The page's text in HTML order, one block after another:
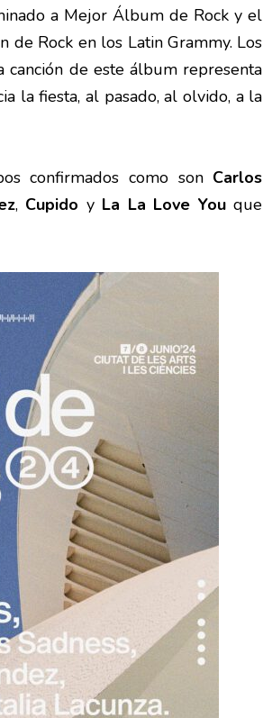
a Mejor Álbum de Rock y el
de Rock en los Latin Grammy. Los
de este álbum representa
la fiesta, al pasado, al olvido, a la
confirmados como son Carlos
, Cupido y La La Love Youque